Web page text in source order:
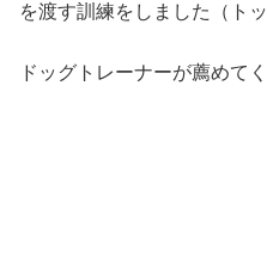
を渡す訓練をしました（トッ
ドッグトレーナーが薦めて